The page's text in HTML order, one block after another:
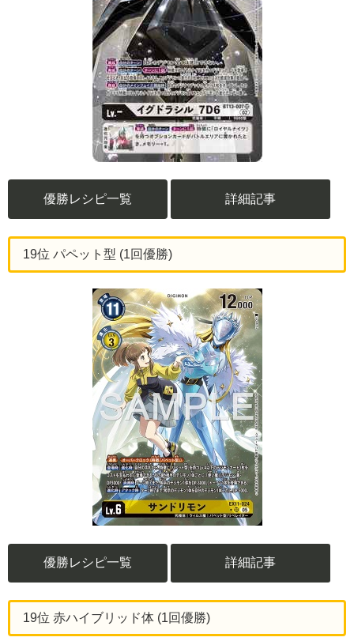
優勝レシピ一覧 詳細記事
19位 パペット型 (1回優勝)
優勝レシピ一覧 詳細記事
19位 赤ハイブリッド体 (1回優勝)